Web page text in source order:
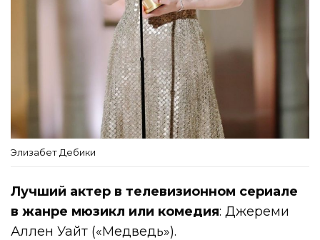
Элизабет Дебики
Лучший актер в телевизионном сериале
в жанре мюзикл или комедия: Джереми
Аллен Уайт («Медведь»).